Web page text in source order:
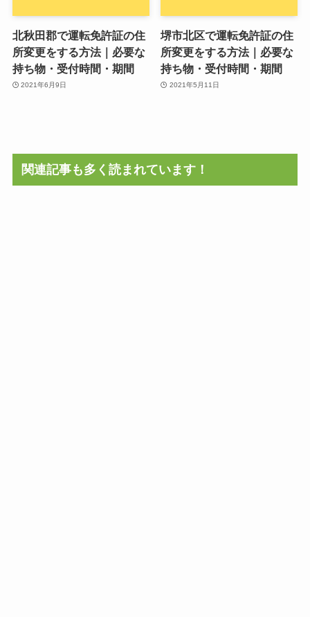
北秋田郡で運転免許証の住
所変更をする方法｜必要な
持ち物・受付時間・期間
2021年6月9日
堺市北区で運転免許証の住
所変更をする方法｜必要な
持ち物・受付時間・期間
2021年5月11日
関連記事も多く読まれています！